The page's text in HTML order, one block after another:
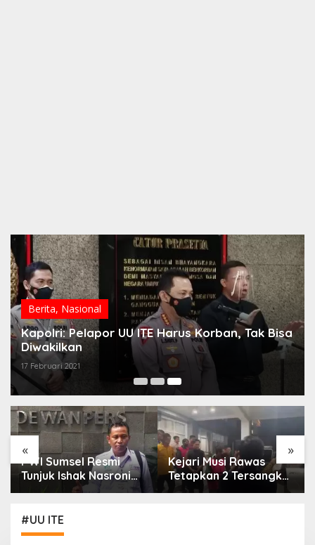
Berita, Nasional
Kapolri: Pelapor UU ITE Harus Korban, Tak Bisa
Diwakilkan
17 Februari 2021
« »
PWI Sumsel Resmi
Tunjuk Ishak Nasroni
Jadi Plt Ketua PWI
Kejari Musi Rawas
Tetapkan 2 Tersangka
Dugaan Korupsi Dana
#UU ITE